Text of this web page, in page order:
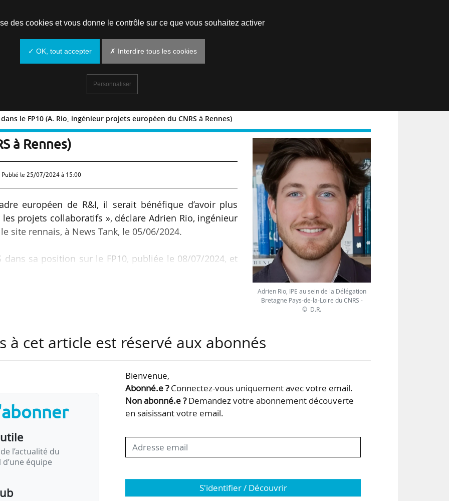
le FP10 (A. Rio, ingénieur projets européen du CNRS à Rennes)
» dans le FP10 (A. Rio, ingénieur
à Rennes)
le 25/07/2024 à 15:00
européen de R&I, il serait bénéfique d’avoir plus
projets collaboratifs », déclare Adrien Rio, ingénieur
site rennais, à News Tank, le 05/06/2024.
dans sa position sur le FP10, publiée le 08/07/2024, et
pour aider les chercheurs au montage de ces projets.
Adrien Rio, IPE au sein de la Délégation
Bretagne Pays-de-la-Loire du CNRS -
© D.R.
à cet article est réservé aux abonnés
l’actualité du
équipe
Bienvenue,
Abonné.e ?Connectez-vous uniquement avec votre email.
Non abonné.e ?Demandez votre abonnement découverte
en saisissant votre email.
S'identifier / Découvrir
des cookies et vous donne le contrôle sur ce que vous souhaitez activer
✓ OK, tout accepter ✗ Interdire tous les cookies
Personnaliser